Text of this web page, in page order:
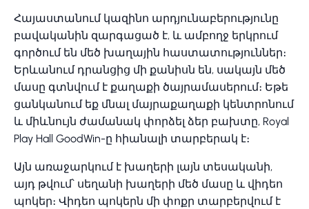
Հայաստանում կազինո արդյունաբերությունը
բավականին զարգացած է, և ամբողջ երկրում
գործում են մեծ խաղային հաստատություններ։
Երևանում դրանցից մի քանիսն են, սակայն մեծ
մասը գտնվում է քաղաքի ծայրամասերում։ Եթե
ցանկանում եք մնալ մայրաքաղաքի կենտրոնում
և միևնույն ժամանակ փորձել ձեր բախտը, Royal
Play Hall GoodWin-ը հիանալի տարբերակ է։
Այն առաջարկում է խաղերի լայն տեսականի,
այդ թվում՝ սեղանի խաղերի մեծ մասը և վիդեո
պոկեր։ Վիդեո պոկերն մի փոքր տարբերվում է